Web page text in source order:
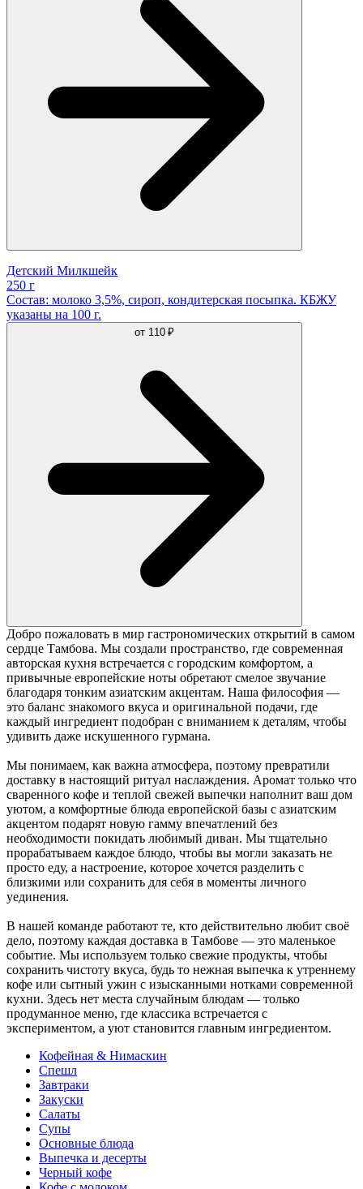
Детский Милкшейк
250 г
Состав: молоко 3,5%, сироп, кондитерская посыпка. КБЖУ
указаны на 100 г.
от 110 ₽
Добро пожаловать в мир гастрономических открытий в самом
сердце Тамбова. Мы создали пространство, где современная
авторская кухня встречается с городским комфортом, а
привычные европейские ноты обретают смелое звучание
благодаря тонким азиатским акцентам. Наша философия —
это баланс знакомого вкуса и оригинальной подачи, где
каждый ингредиент подобран с вниманием к деталям, чтобы
удивить даже искушенного гурмана.
Мы понимаем, как важна атмосфера, поэтому превратили
доставку в настоящий ритуал наслаждения. Аромат только что
сваренного кофе и теплой свежей выпечки наполнит ваш дом
уютом, а комфортные блюда европейской базы с азиатским
акцентом подарят новую гамму впечатлений без
необходимости покидать любимый диван. Мы тщательно
прорабатываем каждое блюдо, чтобы вы могли заказать не
просто еду, а настроение, которое хочется разделить с
близкими или сохранить для себя в моменты личного
уединения.
В нашей команде работают те, кто действительно любит своё
дело, поэтому каждая доставка в Тамбове — это маленькое
событие. Мы используем только свежие продукты, чтобы
сохранить чистоту вкуса, будь то нежная выпечка к утреннему
кофе или сытный ужин с изысканными нотками современной
кухни. Здесь нет места случайным блюдам — только
продуманное меню, где классика встречается с
экспериментом, а уют становится главным ингредиентом.
Кофейная & Нимаскин
Спешл
Завтраки
Закуски
Салаты
Супы
Основные блюда
Выпечка и десерты
Черный кофе